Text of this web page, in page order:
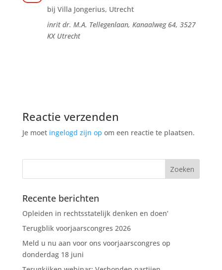
bij Villa Jongerius, Utrecht
inrit dr. M.A. Tellegenlaan, Kanaalweg 64, 3527
KX Utrecht
Reactie verzenden
Je moet ingelogd zijn op om een reactie te plaatsen.
Recente berichten
Opleiden in rechtsstatelijk denken en doen’
Terugblik voorjaarscongres 2026
Meld u nu aan voor ons voorjaarscongres op
donderdag 18 juni